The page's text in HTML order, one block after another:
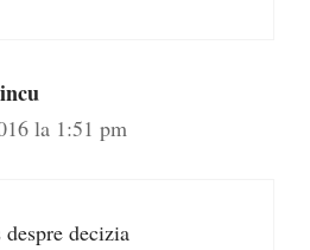
la 1:51 pm
decizia